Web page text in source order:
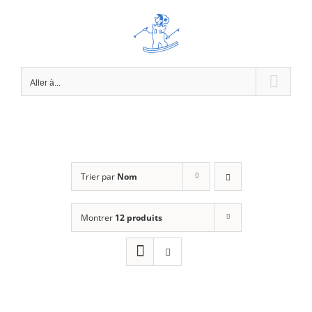
Aller à...
Trier par Nom
Montrer 12 produits